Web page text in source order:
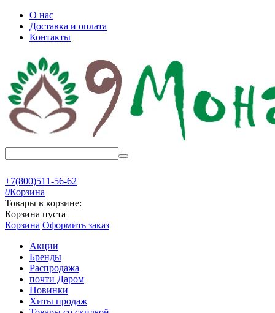
О нас
Доставка и оплата
Контакты
+7(800)511-56-62
0Корзина
Товары в корзине:
Корзина пуста
Корзина Оформить заказ
Акции
Бренды
Распродажа
почти Даром
Новинки
Хиты продаж